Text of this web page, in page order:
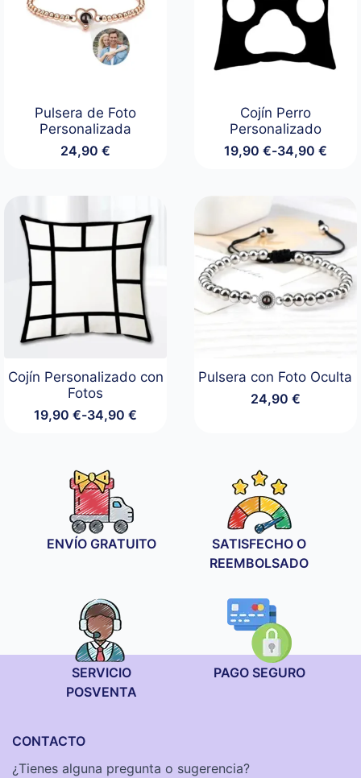
Pulsera de Foto
Personalizada
24,90€
Cojín Perro
Personalizado
19,90 €-34,90 €
Rango
desde
19,90 €
hasta
34,90 €
Cojín Personalizado con
Fotos
19,90€-34,90€
Rango
desde
19,90 €
hasta
34,90 €
Pulsera con Foto Oculta
24,90 €
ENVÍO GRATUITO
SATISFECHO O
REEMBOLSADO
SERVICIO
POSVENTA
PAGO SEGURO
CONTACTO
¿Tienes alguna pregunta o sugerencia?